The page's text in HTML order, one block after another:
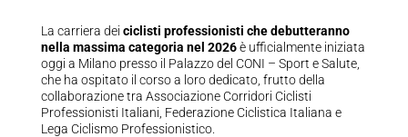
La carriera dei ciclisti professionisti che debutteranno
nella massima categoria nel 2026è ufficialmente iniziata
oggi a Milano presso il Palazzo del CONI – Sport e Salute,
che ha ospitato il corso a loro dedicato, frutto della
collaborazione tra Associazione Corridori Ciclisti
Professionisti Italiani, Federazione Ciclistica Italiana e
Lega Ciclismo Professionistico.